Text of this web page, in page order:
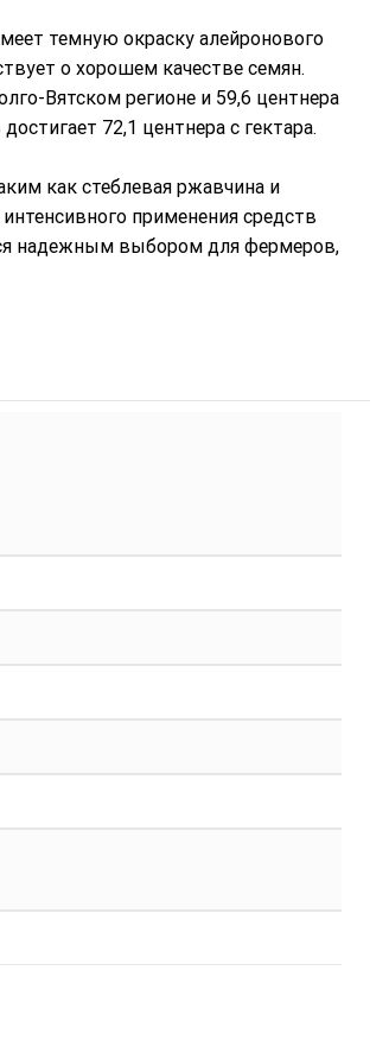
темную окраску алейронового
о хорошем качестве семян.
Вятском регионе и 59,6 центнера
72,1 центнера с гектара.
как стеблевая ржавчина и
применения средств
надежным выбором для фермеров,